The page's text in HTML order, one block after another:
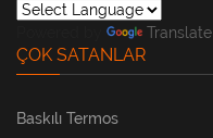
Translate
ÇOK SATANLAR
Baskılı Termos